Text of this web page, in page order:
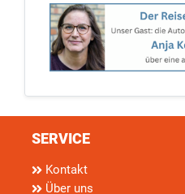
SERVICE
Kontakt
Über uns